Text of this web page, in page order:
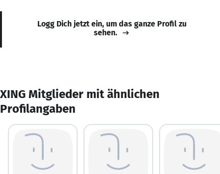
Logg Dich jetzt ein, um das ganze Profil zu
sehen.
XING Mitglieder mit ähnlichen
Profilangaben